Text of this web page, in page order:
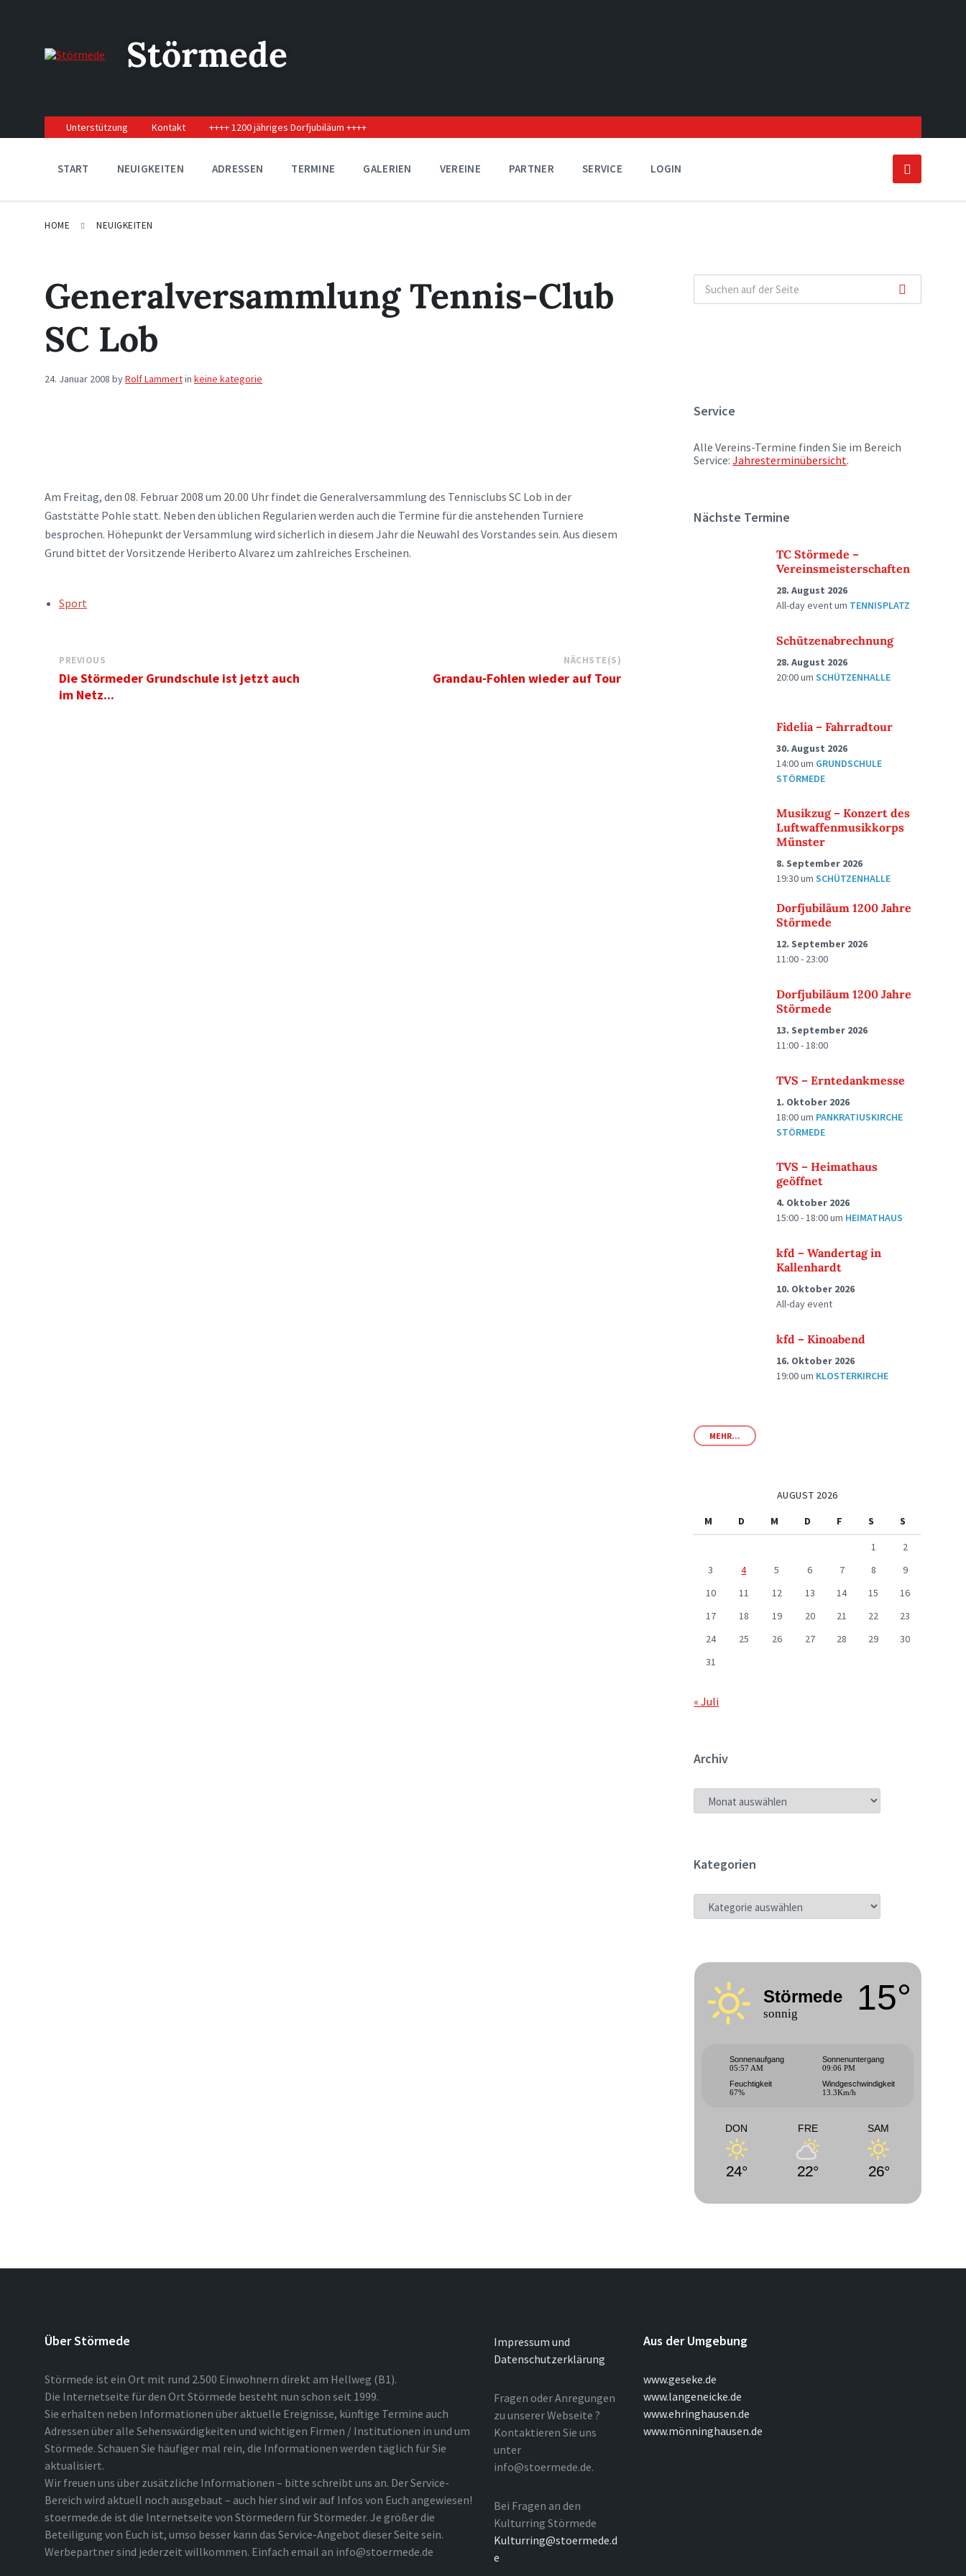
navigation
Störmede
Unterstützung Kontakt ++++ 1200 jähriges Dorfjubiläum ++++
START NEUIGKEITEN ADRESSEN TERMINE GALERIEN VEREINE PARTNER SERVICE LOGIN
HOME NEUIGKEITEN
Generalversammlung Tennis-Club
SC Lob
24. Januar 2008 byRolf Lammertin keine kategorie
Am Freitag, den 08. Februar 2008 um 20.00 Uhr findet die Generalversammlung des Tennisclubs SC Lob in der
Gaststätte Pohle statt. Neben den üblichen Regularien werden auch die Termine für die anstehenden Turniere
besprochen. Höhepunkt der Versammlung wird sicherlich in diesem Jahr die Neuwahl des Vorstandes sein. Aus diesem
Grund bittet der Vorsitzende Heriberto Alvarez um zahlreiches Erscheinen.
TAGS:Sport
PREVIOUS
Die Störmeder Grundschule ist jetzt auch
im Netz...
NÄCHSTE(S)
Grandau-Fohlen wieder auf Tour
Service
Alle Vereins-Termine finden Sie im Bereich
Service:Jahresterminübersicht.
Nächste Termine
TC Störmede –
Vereinsmeisterschaften
28. August 2026
All-day eventum TENNISPLATZ
Schützenabrechnung
28. August 2026
20:00umSCHÜTZENHALLE
Fidelia – Fahrradtour
30. August 2026
14:00um GRUNDSCHULE
STÖRMEDE
Musikzug – Konzert des
Luftwaffenmusikkorps
Münster
8. September 2026
19:30umSCHÜTZENHALLE
Dorfjubiläum 1200 Jahre
Störmede
12. September 2026
11:00 - 23:00
Dorfjubiläum 1200 Jahre
Störmede
13. September 2026
11:00 - 18:00
TVS – Erntedankmesse
1. Oktober 2026
18:00um PANKRATIUSKIRCHE
STÖRMEDE
TVS – Heimathaus
geöffnet
4. Oktober 2026
15:00 - 18:00um HEIMATHAUS
kfd – Wandertag in
Kallenhardt
10. Oktober 2026
All-day event
kfd – Kinoabend
16. Oktober 2026
19:00um KLOSTERKIRCHE
MEHR...
AUGUST 2026
M
D M D F S
S
1
2
3
4 5 6 7 8
9
10
11 12 13 14 15
16
17
18 19 20 21 22
23
24
25 26 27 28 29
30
31
« Juli
Archiv
ARCHIV
Kategorien
KATEGORIEN
Störmede
sonnig 15°
Sonnenaufgang
05:57 AM
Sonnenuntergang
09:06 PM
Feuchtigkeit
67%
Windgeschwindigkeit
13.3Km/h
DON
24°
FRE
22°
SAM
26°
Über Störmede
Störmede ist ein Ort mit rund 2.500 Einwohnern direkt am Hellweg (B1).
Die Internetseite für den Ort Störmede besteht nun schon seit 1999.
Sie erhalten neben Informationen über aktuelle Ereignisse, künftige Termine auch
Adressen über alle Sehenswürdigkeiten und wichtigen Firmen / Institutionen in und um
Störmede. Schauen Sie häufiger mal rein, die Informationen werden täglich für Sie
aktualisiert.
Wir freuen uns über zusätzliche Informationen – bitte schreibt uns an. Der Service-
Bereich wird aktuell noch ausgebaut – auch hier sind wir auf Infos von Euch angewiesen!
stoermede.de ist die Internetseite von Störmedern für Störmeder. Je größer die
Beteiligung von Euch ist, umso besser kann das Service-Angebot dieser Seite sein.
Werbepartner sind jederzeit willkommen. Einfach email an info@stoermede.de
Impressum und
Datenschutzerklärung
Fragen oder Anregungen
zu unserer Webseite ?
Kontaktieren Sie uns
unter
info@stoermede.de.
Bei Fragen an den
Kulturring Störmede
Kulturring@stoermede.d
e
Aus der Umgebung
www.geseke.de
www.langeneicke.de
www.ehringhausen.de
www.mönninghausen.de